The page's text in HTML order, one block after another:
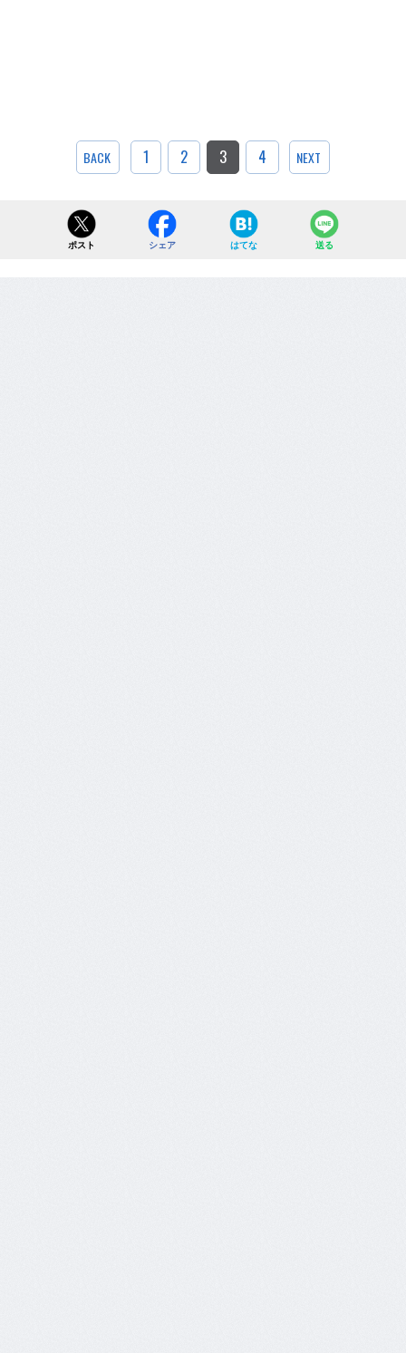
BACK 1 2 3 4 NEXT
ポスト シェア はてな 送る